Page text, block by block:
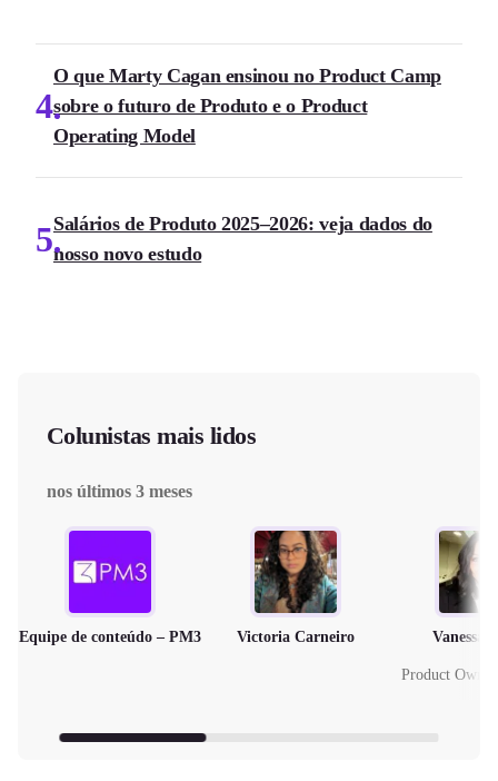
4
O que Marty Cagan ensinou no Product Camp
sobre o futuro de Produto e o Product
Operating Model
5Salários de Produto 2025–2026: veja dados do
nosso novo estudo
Colunistas mais lidos
nos últimos 3 meses
Equipe de conteúdo – PM3 Victoria Carneiro Vanessa
Product